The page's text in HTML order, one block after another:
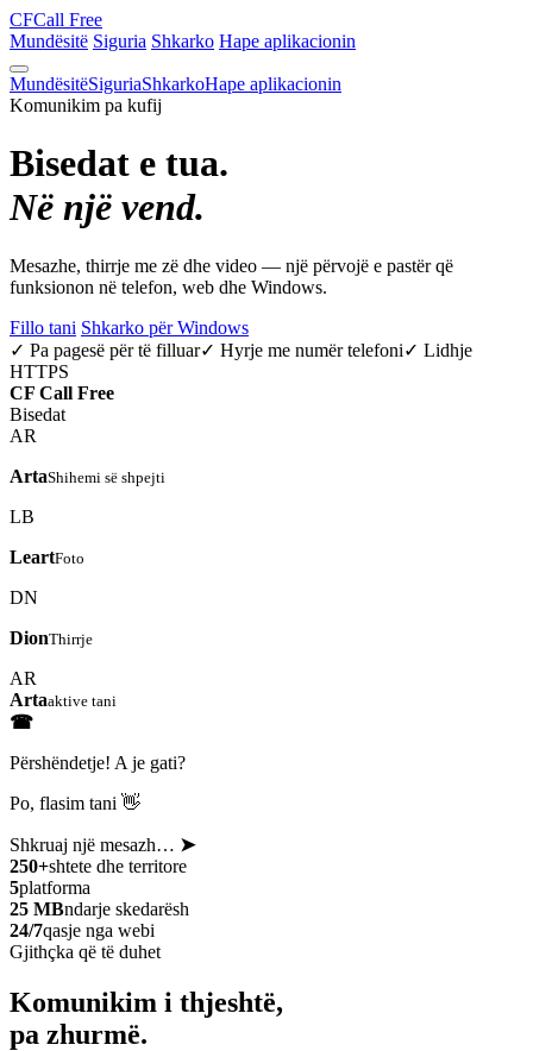
CFCall Free
Mundësitë Siguria Shkarko Hape aplikacionin
MundësitëSiguriaShkarkoHape aplikacionin
Komunikim pa kufij
Bisedat e tua.
Në një vend.
Mesazhe, thirrje me zë dhe video — një përvojë e pastër që
funksionon në telefon, web dhe Windows.
Fillo tani Shkarko për Windows
✓ Pa pagesë për të filluar✓ Hyrje me numër telefoni✓ Lidhje
HTTPS
CF Call Free
Bisedat
AR
ArtaShihemi së shpejti
LB
LeartFoto
DN
DionThirrje
AR
Artaaktive tani
☎
Përshëndetje! A je gati?
Po, flasim tani 👋
Shkruaj një mesazh… ➤
250+shtete dhe territore
5platforma
25 MBndarje skedarësh
24/7qasje nga webi
Gjithçka që të duhet
Komunikim i thjeshtë,
pa zhurmë.